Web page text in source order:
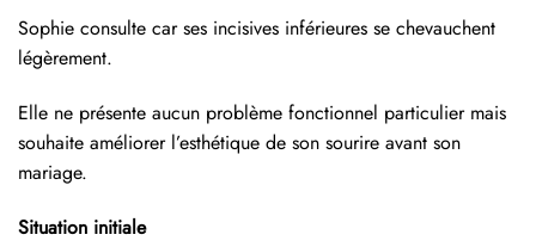
Sophie consulte car ses incisives inférieures se chevauchent
légèrement.
Elle ne présente aucun problème fonctionnel particulier mais
souhaite améliorer l’esthétique de son sourire avant son
mariage.
Situation initiale